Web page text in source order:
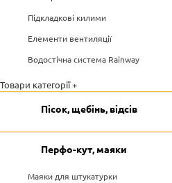
Підкладкові килими
Елементи вентиляції
Водостічна система Rainway
Товари категорії +
Пісок, щебінь, відсів
Перфо-кут, маяки
Маяки для штукатурки